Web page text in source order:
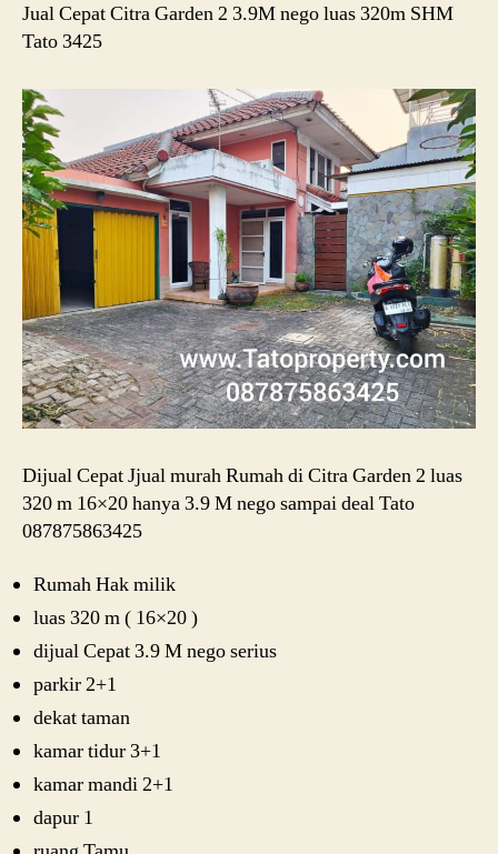
Jual Cepat Citra Garden 2 3.9M nego luas 320m SHM
Tato 3425
Dijual Cepat Jjual murah Rumah di Citra Garden 2 luas
320 m 16×20 hanya 3.9 M nego sampai deal Tato
087875863425
Rumah Hak milik
luas 320 m ( 16×20 )
dijual Cepat 3.9 M nego serius
parkir 2+1
dekat taman
kamar tidur 3+1
kamar mandi 2+1
dapur 1